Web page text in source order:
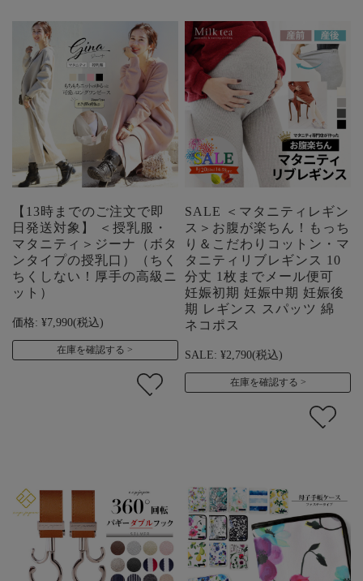
【13時までのご注文で即
日発送対象】 ＜授乳服・
マタニティ＞ジーナ（ボタ
ンタイプの授乳口）（ちく
ちくしない！厚手の高級ニ
ット）
価格: ¥7,990(税込)
在庫を確認する
SALE ＜マタニティレギン
ス＞お腹が楽ちん！もっち
り＆こだわりコットン・マ
タニティリブレギンス 10
分丈 1枚までメール便可
妊娠初期 妊娠中期 妊娠後
期 レギンス スパッツ 綿
ネコポス
SALE: ¥2,790(税込)
在庫を確認する